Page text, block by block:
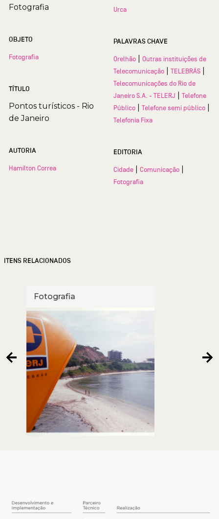
Fotografia
OBJETO
Fotografia
TÍTULO
Pontos turísticos - Rio
de Janeiro
AUTORIA
Hamilton Correa
Urca
PALAVRAS CHAVE
Orelhão
Outras instituições de
Telecomunicação
TELEBRÁS
Telecomunicações do Rio de
Janeiro S.A. - TELERJ
Telefone
Público
Telefone semi público
Telefonia Fixa
EDITORIA
Cidade Comunicação
Fotografia
ITENS RELACIONADOS
Fotografia